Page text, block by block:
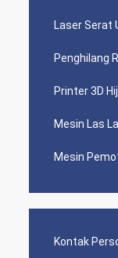
Laser Serat
Penghilang
Printer 3D
Mesin Las
Mesin
Kontak